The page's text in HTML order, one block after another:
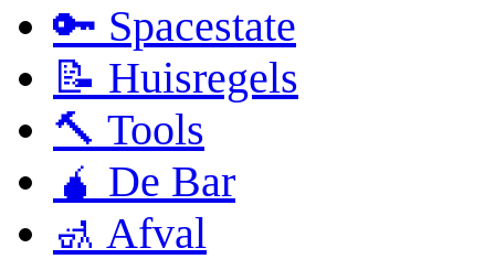
🔑 Spacestate
📝 Huisregels
🔨 Tools
🧉 De Bar
🚮 Afval